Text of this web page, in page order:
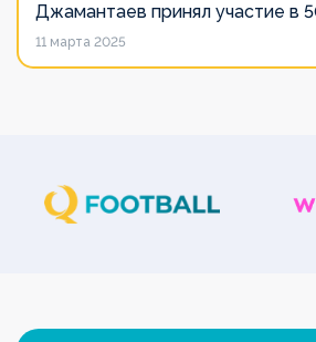
Джамантаев принял участие в
м Общем собрании Европейских
11 марта 2025